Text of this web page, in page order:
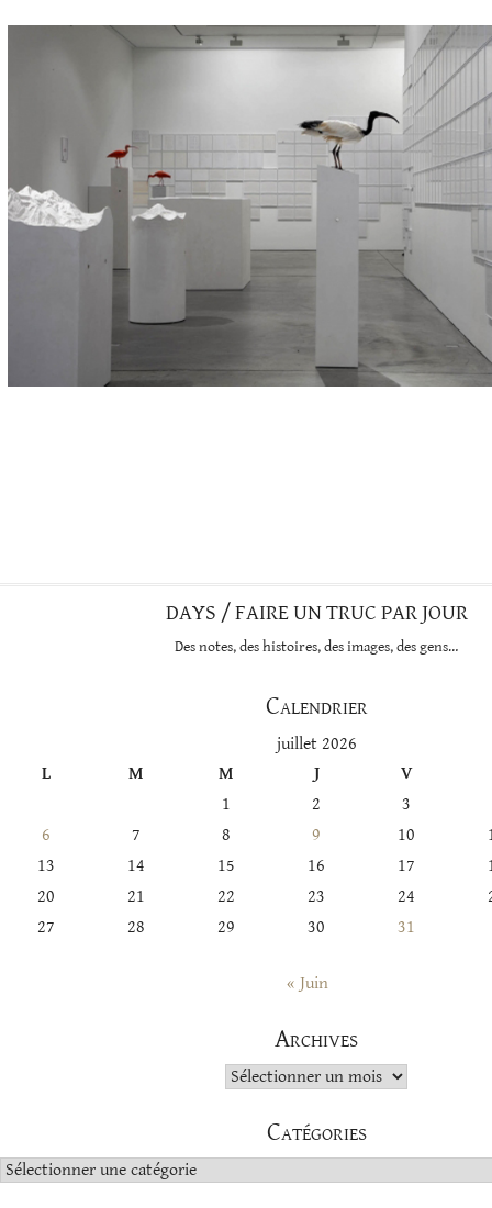
DAYS / FAIRE UN TRUC PAR JOUR
Des notes, des histoires, des images, des gens…
Calendrier
juillet 2026
L
M M J
V
1
2
3
6
7 8 9 10
13
14 15 16 17
20
21 22 23 24
27
28 29 30 31
« Juin
Archives
Archives
Catégories
Catégories